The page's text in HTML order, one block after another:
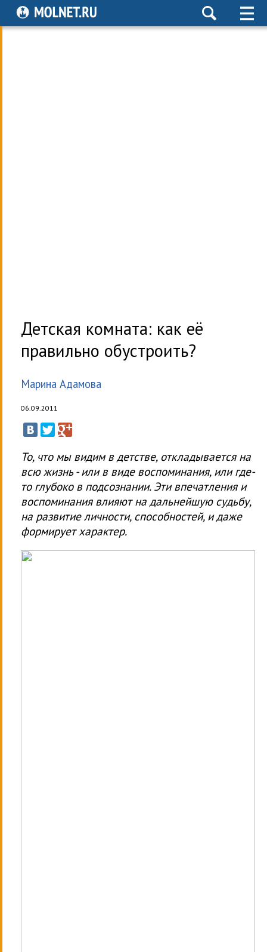
Детская комната: как её
правильно обустроить?
Марина Адамова
06.09.2011
То, что мы видим в детстве, откладывается на
всю жизнь - или в виде воспоминания, или где-
то глубоко в подсознании. Эти впечатления и
воспоминания влияют на дальнейшую судьбу,
на развитие личности, способностей, и даже
формирует характер.